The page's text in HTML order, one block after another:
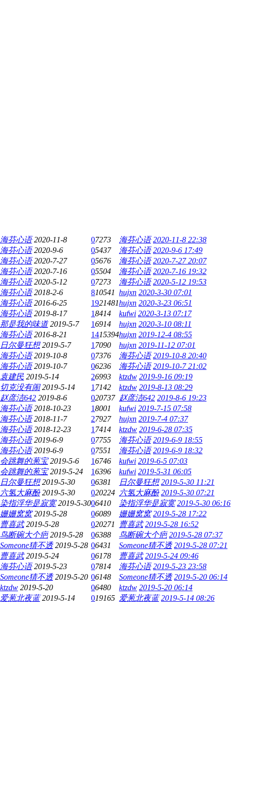
海芬心语 2020-11-8 07273 海芬心语 2020-11-8 22:38
海芬心语 2020-9-6 05437 海芬心语 2020-9-6 17:49
海芬心语 2020-7-27 05676 海芬心语 2020-7-27 20:07
海芬心语 2020-7-16 05504 海芬心语 2020-7-16 19:32
海芬心语 2020-5-12 07273 海芬心语 2020-5-12 19:53
海芬心语 2018-2-6 810541 hujxn 2020-3-30 07:01
海芬心语 2016-6-25 1921481hujxn 2020-3-23 06:51
海芬心语 2019-8-17 18414 kufwi 2020-3-13 07:17
那是我的味道 2019-5-7 16914 hujxn 2020-3-10 08:11
海芬心语 2016-8-21 1415394hujxn 2019-12-4 08:55
日尔曼狂想 2019-5-7 1 7090 hujxn 2019-11-12 07:01
海芬心语 2019-10-8 07376 海芬心语 2019-10-8 20:40
海芬心语 2019-10-7 06236 海芬心语 2019-10-7 21:02
袁建民 2019-5-14 26993 ktzdw 2019-9-16 09:19
切克没有闹 2019-5-14 1 7142 ktzdw 2019-8-13 08:29
赵彦洁642 2019-8-6 020737 赵彦洁642 2019-8-6 19:23
海芬心语 2018-10-23 18001 kufwi 2019-7-15 07:58
海芬心语 2018-11-7 27927 hujxn 2019-7-4 07:37
海芬心语 2018-12-23 1 7414 ktzdw 2019-6-28 07:35
海芬心语 2019-6-9 07755 海芬心语 2019-6-9 18:55
海芬心语 2019-6-9 07551 海芬心语 2019-6-9 18:32
会跳舞的葱宝 2019-5-6 16746 kufwi 2019-6-5 07:03
会跳舞的葱宝 2019-5-24 16396 kufwi 2019-5-31 06:05
日尔曼狂想 2019-5-30 06381 日尔曼狂想 2019-5-30 11:21
六氢大麻酚 2019-5-30 020224 六氢大麻酚 2019-5-30 07:21
染指浮华是寂寞 2019-5-3006410 染指浮华是寂寞 2019-5-30 06:16
姗姗窝窝 2019-5-28 06089 姗姗窝窝 2019-5-28 17:22
曹喜武 2019-5-28 020271 曹喜武 2019-5-28 16:52
鸟断碗大个疤 2019-5-28 06388 鸟断碗大个疤 2019-5-28 07:37
Someone猜不透 2019-5-28 06431 Someone猜不透 2019-5-28 07:21
曹喜武 2019-5-24 06178 曹喜武 2019-5-24 09:46
海芬心语 2019-5-23 07814 海芬心语 2019-5-23 23:58
Someone猜不透 2019-5-20 06148 Someone猜不透 2019-5-20 06:14
ktzdw 2019-5-20 06480 ktzdw 2019-5-20 06:14
爱葱北夜蓝 2019-5-14 019165 爱葱北夜蓝 2019-5-14 08:26